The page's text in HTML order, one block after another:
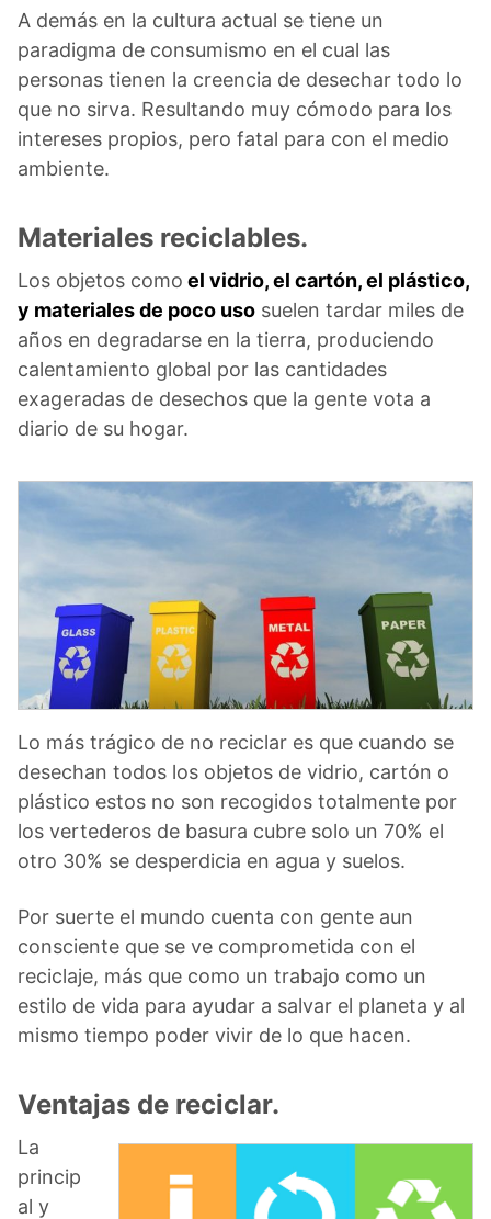
A demás en la cultura actual se tiene un
paradigma de consumismo en el cual las
personas tienen la creencia de desechar todo lo
que no sirva. Resultando muy cómodo para los
intereses propios, pero fatal para con el medio
ambiente.
Materiales reciclables.
Los objetos como el vidrio, el cartón, el plástico,
y materiales de poco uso suelen tardar miles de
años en degradarse en la tierra, produciendo
calentamiento global por las cantidades
exageradas de desechos que la gente vota a
diario de su hogar.
Lo más trágico de no reciclar es que cuando se
desechan todos los objetos de vidrio, cartón o
plástico estos no son recogidos totalmente por
los vertederos de basura cubre solo un 70% el
otro 30% se desperdicia en agua y suelos.
Por suerte el mundo cuenta con gente aun
consciente que se ve comprometida con el
reciclaje, más que como un trabajo como un
estilo de vida para ayudar a salvar el planeta y al
mismo tiempo poder vivir de lo que hacen.
Ventajas de reciclar.
La
princip
al y